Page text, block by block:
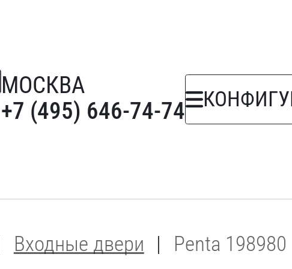
МОСКВА
+7 (495) 646-74-74
Входные двери Penta 198980